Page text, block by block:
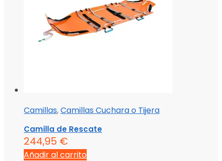
Camillas,Camillas Cuchara o Tijera
Camilla de Rescate
244,95 €
Añadir al carrito